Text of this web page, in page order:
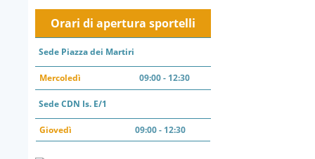
Orari di apertura sportelli
Sede Piazza dei Martiri
Mercoledì 09:00 - 12:30
Sede CDN Is. E/1
Giovedì 09:00 - 12:30